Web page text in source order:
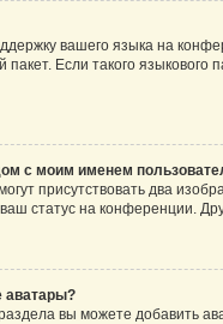
вашего языка на
пакет. Если такого
с моим именем
присутствовать два
статус на конференции.
аватары?
вы можете добавить